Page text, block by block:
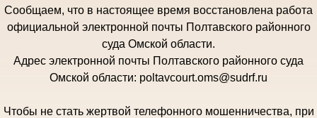
Сообщаем, что в настоящее время восстановлена работа
официальной электронной почты Полтавского районного
суда Омской области.
Адрес электронной почты Полтавского районного суда
Омской области: poltavcourt.oms@sudrf.ru
Чтобы не стать жертвой телефонного мошенничества, при